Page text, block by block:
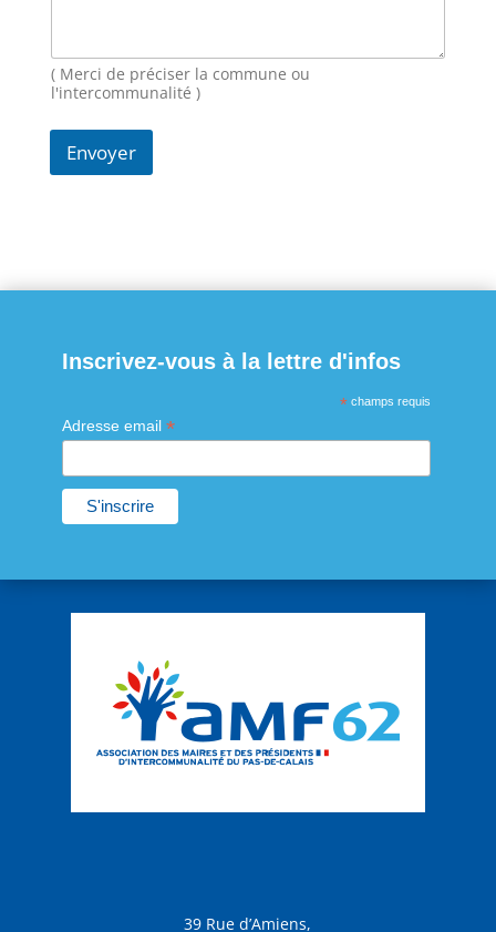
o
m
( Merci de préciser la commune ou
l'intercommunalité )
Envoyer
Inscrivez-vous à la lettre d'infos
* champs requis
Adresse email *
39 Rue d’Amiens,